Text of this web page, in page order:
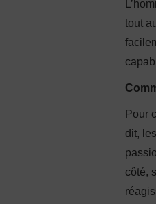
tout
Pour
dit,
côté,